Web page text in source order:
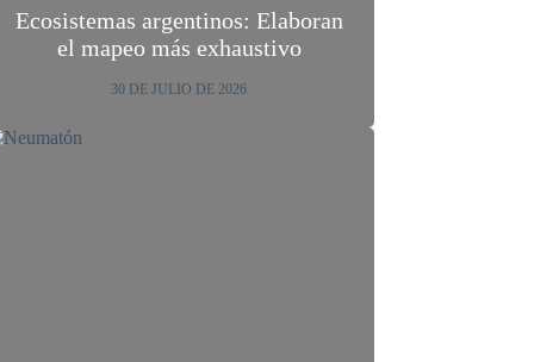
Ecosistemas argentinos: Elaboran
el mapeo más exhaustivo
30 DE JULIO DE 2026